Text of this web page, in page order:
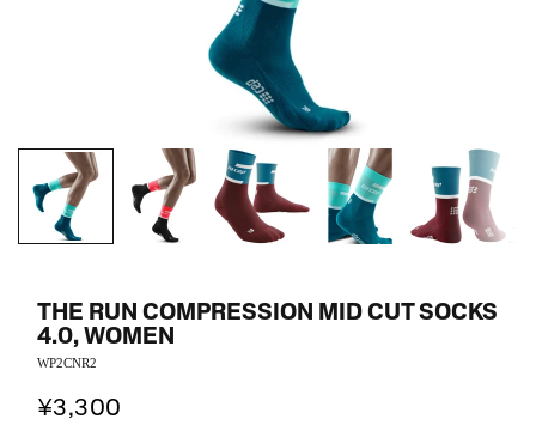
THE RUN COMPRESSION MID CUT SOCKS
4.0, WOMEN
WP2CNR2
¥3,300